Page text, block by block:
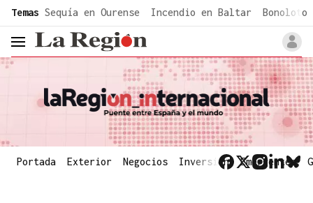
common.go-to-content
Temas Sequía en Ourense Incendio en Baltar Bonoloto
header.menu.open
Portada Exterior Negocios Inversión Emergentes